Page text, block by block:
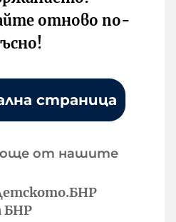
отново по-
страница
още от нашите
БНР